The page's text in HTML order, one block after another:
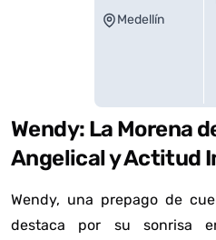
Medellín
Wendy: La Morena
Angelical y Actitud
Wendy, una prepago de
destaca por su sonrisa